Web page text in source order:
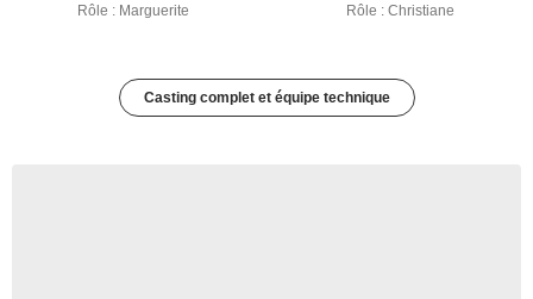
Rôle : Marguerite Rôle : Christiane
Casting complet et équipe technique